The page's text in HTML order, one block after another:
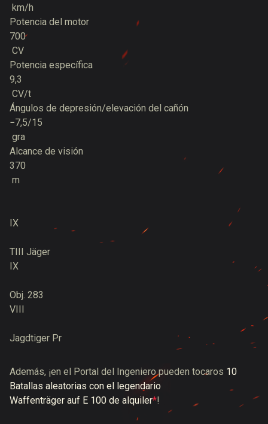
km/h
Potencia del motor
700
CV
Potencia específica
9,3
CV/t
Ángulos de depresión/elevación del cañón
−7,5/15
gra
Alcance de visión
370
m
IX
TIII Jäger
IX
Obj. 283
VIII
Jagdtiger Pr
Además, ¡en el Portal del Ingeniero pueden tocaros 10
Batallas aleatorias con el legendario
Waffenträger auf E 100 de alquiler*!